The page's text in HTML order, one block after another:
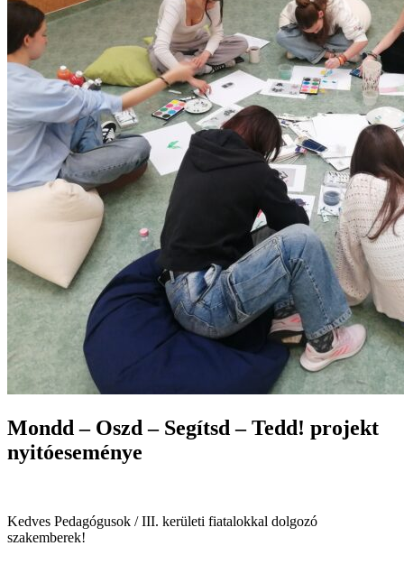
Mondd – Oszd – Segítsd – Tedd! projekt
nyitóeseménye
Kedves Pedagógusok / III. kerületi fiatalokkal dolgozó
szakemberek!